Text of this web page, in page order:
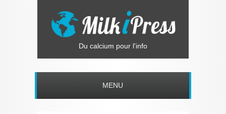
Du calcium pour l'info
MENU